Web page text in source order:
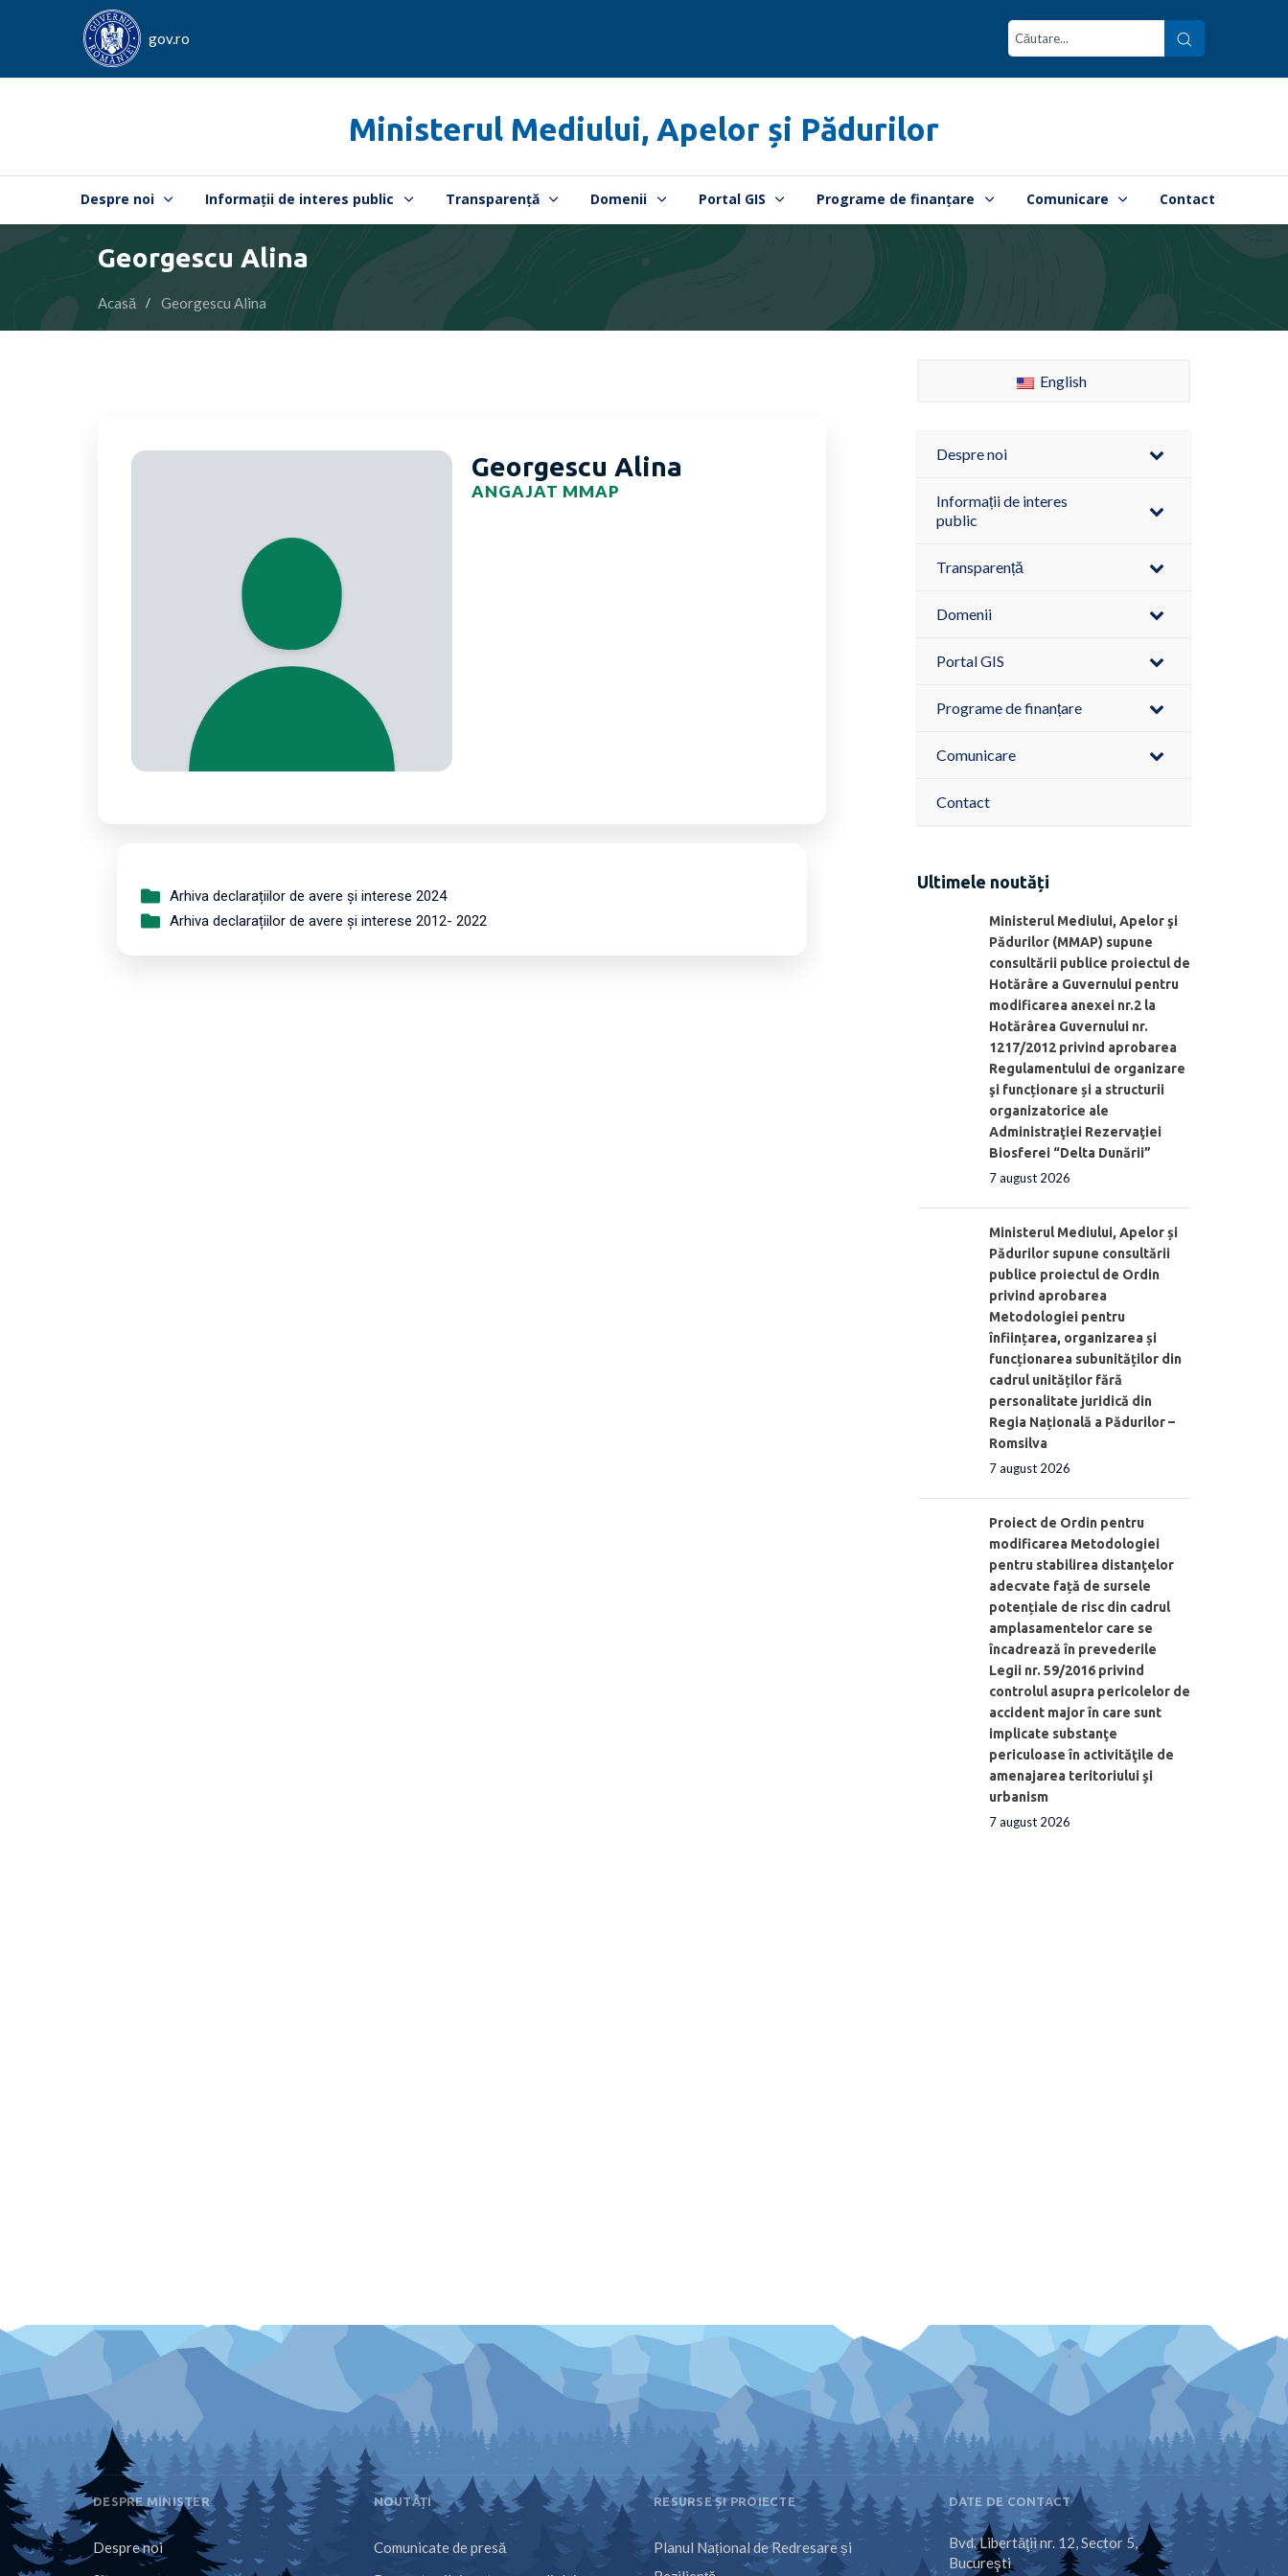
gov.ro
Ministerul Mediului, Apelor și Pădurilor
Despre noi Informații de interes public Transparență Domenii Portal GIS Programe de finanțare Comunicare Contact
Georgescu Alina
Acasă Georgescu Alina
Georgescu Alina
ANGAJAT MMAP
Arhiva declarațiilor de avere și interese 2024
Arhiva declarațiilor de avere și interese 2012- 2022
English
Despre noi
Informații de interes
public
Transparență
Domenii
Portal GIS
Programe de finanțare
Comunicare
Contact
Ultimele noutăți
Ministerul Mediului, Apelor şi
Pădurilor (MMAP) supune
consultării publice proiectul de
Hotărâre a Guvernului pentru
modificarea anexei nr.2 la
Hotărârea Guvernului nr.
1217/2012 privind aprobarea
Regulamentului de organizare
şi funcționare și a structurii
organizatorice ale
Administraţiei Rezervaţiei
Biosferei “Delta Dunării”
7 august 2026
Ministerul Mediului, Apelor și
Pădurilor supune consultării
publice proiectul de Ordin
privind aprobarea
Metodologiei pentru
înființarea, organizarea și
funcționarea subunităților din
cadrul unităților fără
personalitate juridică din
Regia Națională a Pădurilor –
Romsilva
7 august 2026
Proiect de Ordin pentru
modificarea Metodologiei
pentru stabilirea distanţelor
adecvate față de sursele
potențiale de risc din cadrul
amplasamentelor care se
încadrează în prevederile
Legii nr. 59/2016 privind
controlul asupra pericolelor de
accident major în care sunt
implicate substanţe
periculoase în activităţile de
amenajarea teritoriului şi
urbanism
7 august 2026
DESPRE MINISTER
Despre noi
NOUTĂȚI
Comunicate de presă
RESURSE ȘI PROIECTE
Planul Național de Redresare și
DATE DE CONTACT
Bvd. Libertăţii nr. 12, Sector 5,
Bucureşti